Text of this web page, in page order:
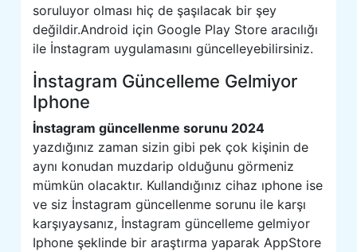
soruluyor olması hiç de şaşılacak bir şey
değildir.Android için Google Play Store aracılığı
ile İnstagram uygulamasını güncelleyebilirsiniz.
İnstagram Güncelleme Gelmiyor
Iphone
İnstagram güncellenme sorunu 2024
yazdığınız zaman sizin gibi pek çok kişinin de
aynı konudan muzdarip olduğunu görmeniz
mümkün olacaktır. Kullandığınız cihaz ıphone ise
ve siz İnstagram güncellenme sorunu ile karşı
karşıyaysanız, İnstagram güncelleme gelmiyor
Iphone şeklinde bir araştırma yaparak AppStore